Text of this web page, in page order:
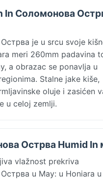
In Соломонова
je u srcu svoje
meri 260mm padavina
a obrazac se ponavlja u
Stalne jake kiše,
oluje i zasićen
u celoj zemlji.
Острва Humid In
vlažnost prekriva
u May: u Honiara u